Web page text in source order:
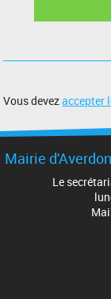
Vous devezaccepter
Mairie
Le